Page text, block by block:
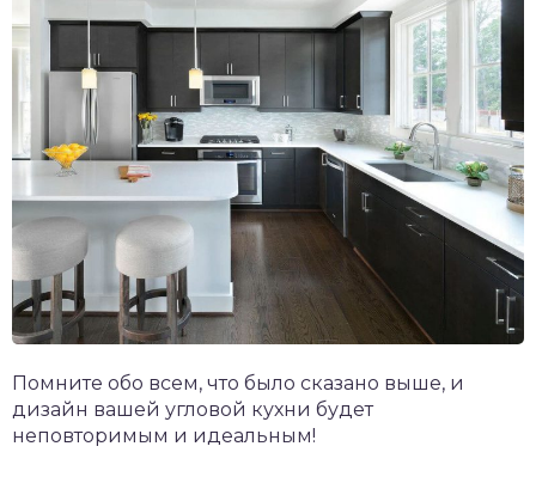
Помните обо всем, что было сказано выше, и
дизайн вашей угловой кухни будет
неповторимым и идеальным!